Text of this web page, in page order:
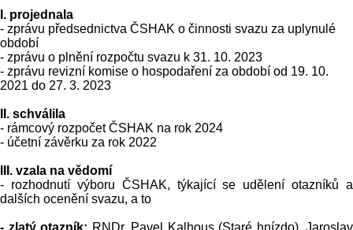
I. projednala
- zprávu předsednictva ČSHAK o činnosti svazu za uplynulé
období
- zprávu o plnění rozpočtu svazu k 31. 10. 2023
- zprávu revizní komise o hospodaření za období od 19. 10.
2021 do 27. 3. 2023
II. schválila
- rámcový rozpočet ČSHAK na rok 2024
- účetní závěrku za rok 2022
III. vzala na vědomí
- rozhodnutí výboru ČSHAK, týkající se udělení otazníků a
dalších ocenění svazu, a to
- zlatý otazník: RNDr. Pavel Kalhous (Staré hnízdo), Jaroslav